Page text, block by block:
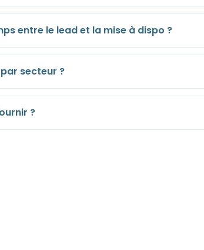
entre le lead et la mise à dispo ?
par secteur ?
?